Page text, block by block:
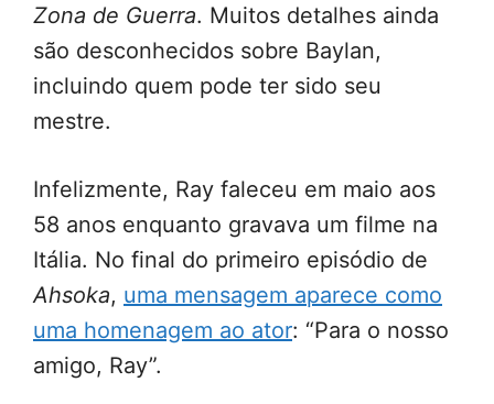
Zona de Guerra. Muitos detalhes ainda
são desconhecidos sobre Baylan,
incluindo quem pode ter sido seu
mestre.
Infelizmente, Ray faleceu em maio aos
58 anos enquanto gravava um filme na
Itália. No final do primeiro episódio de
Ahsoka, uma mensagem aparece como
uma homenagem ao ator: “Para o nosso
amigo, Ray”.